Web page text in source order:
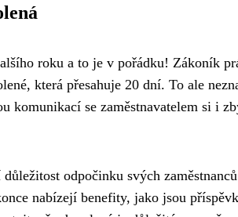
roku a to je v pořádku! Zákoník
která přesahuje 20 dní. To ale
komunikací se zaměstnavatelem si i
odpočinku svých
nabízejí benefity, jako jsou